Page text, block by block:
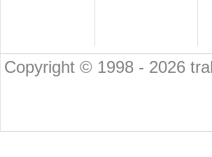
Copyright © 1998 - 2026